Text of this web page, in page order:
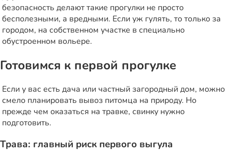
безопасность делают такие прогулки не просто
бесполезными, а вредными. Если уж гулять, то только за
городом, на собственном участке в специально
обустроенном вольере.
Готовимся к первой прогулке
Если у вас есть дача или частный загородный дом, можно
смело планировать вывоз питомца на природу. Но
прежде чем оказаться на травке, свинку нужно
подготовить.
Трава: главный риск первого выгула